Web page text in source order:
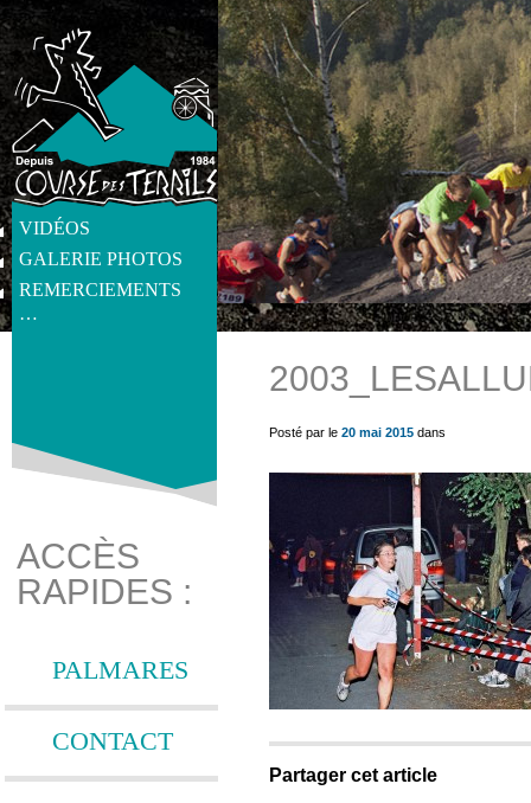
VIDÉOS
GALERIE PHOTOS
REMERCIEMENTS
…
get_post_meta(get_the_ID(), 'thumb', true) ?>
ACCÈS
RAPIDES :
PALMARES
CONTACT
Posté par le 20 mai 2015 dans
Partager cet article